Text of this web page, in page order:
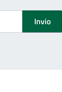
Invio